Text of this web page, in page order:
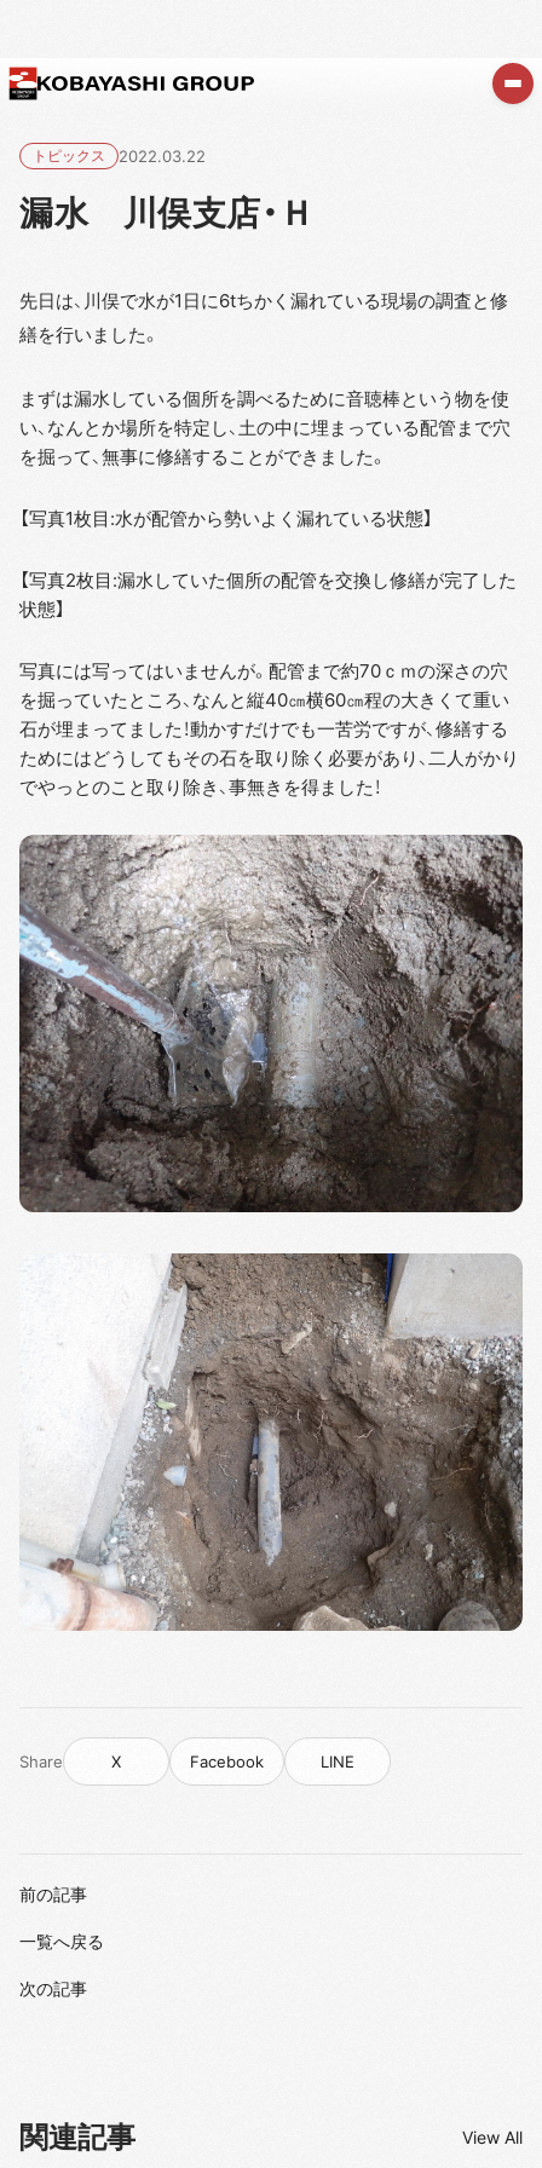
トピックス 2022.03.22
漏水 川俣支店・Ｈ
先日は、川俣で水が1日に6tちかく漏れている現場の調査と修
繕を行いました。
まずは漏水している個所を調べるために音聴棒という物を使
い、なんとか場所を特定し、土の中に埋まっている配管まで穴
を掘って、無事に修繕することができました。
【写真1枚目:水が配管から勢いよく漏れている状態】
【写真2枚目:漏水していた個所の配管を交換し修繕が完了した
状態】
写真には写ってはいませんが。配管まで約70ｃｍの深さの穴
を掘っていたところ、なんと縦40㎝横60㎝程の大きくて重い
石が埋まってました！動かすだけでも一苦労ですが、修繕する
ためにはどうしてもその石を取り除く必要があり、二人がかり
でやっとのこと取り除き、事無きを得ました！
Share X Facebook LINE
前の記事
一覧へ戻る
次の記事
関連記事 View All